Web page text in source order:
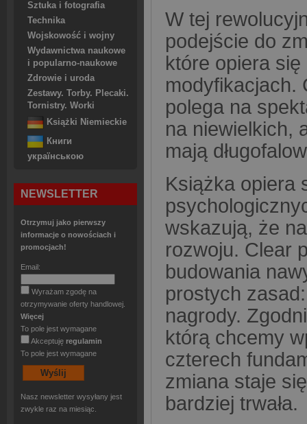
Sztuka i fotografia
Technika
Wojskowość i wojny
Wydawnictwa naukowe
i popularno-naukowe
Zdrowie i uroda
Zestawy. Torby. Plecaki.
Tornistry. Worki
Książki Niemieckie
Книги
українською
NEWSLETTER
Otrzymuj jako pierwszy
informacje o nowościach i
promocjach!
Email:
Wyrażam zgodę na
otrzymywanie oferty handlowej.
Więcej
To pole jest wymagane
Akceptuję regulamin
To pole jest wymagane
Nasz newsletter wysyłany jest
zwykle raz na miesiąc.
W tej
podejście do
które opiera
modyfikacjach.
polega na
na niewielkich,
mają
Książka opiera
wskazują, że
rozwoju. Clear
budowania
prostych
nagrody.
którą chcemy
czterech
zmiana staje
bardziej trwała.